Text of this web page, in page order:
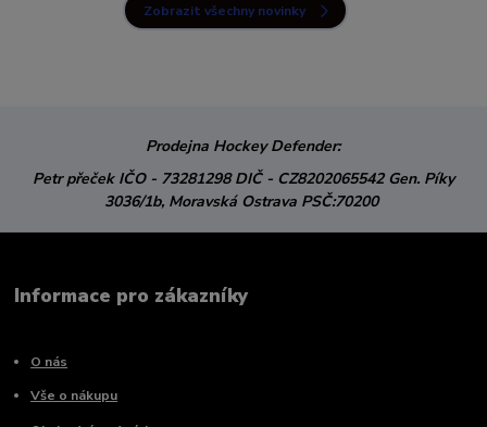
Zobrazit všechny novinky
Prodejna Hockey Defender:
Petr přeček IČO - 73281298DIČ - CZ8202065542 Gen. Píky
3036/1b, Moravská Ostrava PSČ:70200
Informace pro zákazníky
O nás
Vše o nákupu